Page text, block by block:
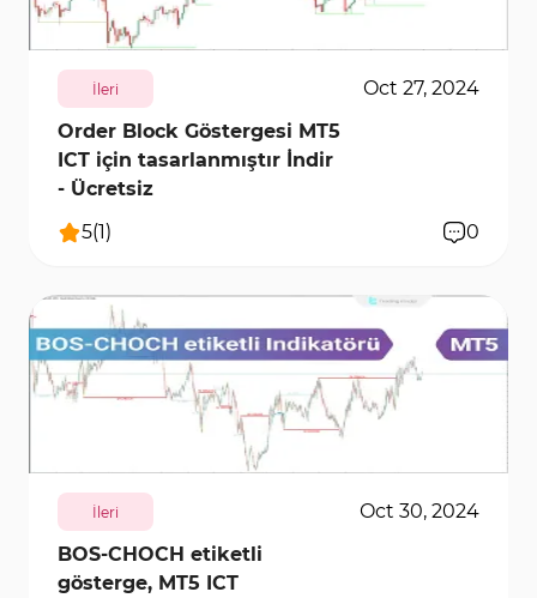
İleri
Oct 27, 2024
Order Block Göstergesi MT5
ICT için tasarlanmıştır İndir
- Ücretsiz
5(1 ) 0
0
İleri
Oct 30, 2024
BOS-CHOCH etiketli
gösterge, MT5 ICT